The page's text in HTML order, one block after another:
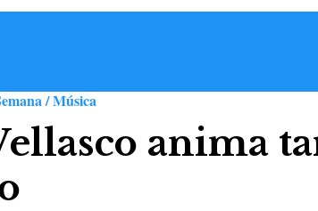
/ Música
anima